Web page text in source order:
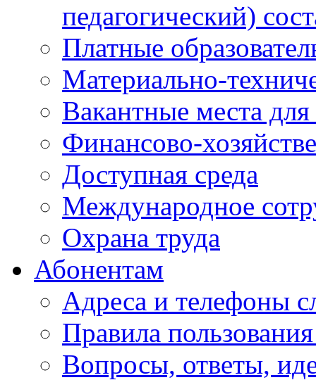
педагогический)
Платные
Материально-
Вакантные места
Финансово-
Доступная среда
Международное
Охрана труда
Абонентам
Адреса и телефоны
Правила
Вопросы, ответы,